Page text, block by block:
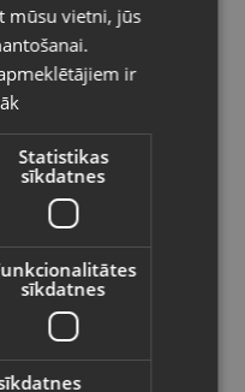
uz
izvēlētajā
mūsu vietni, jūs
ir
Statistikas
sīkdatnes
sīkdatnes